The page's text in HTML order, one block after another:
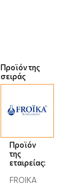
Προϊόν της
σειράς
Προϊόν
της
εταιρείας:
FROIKA